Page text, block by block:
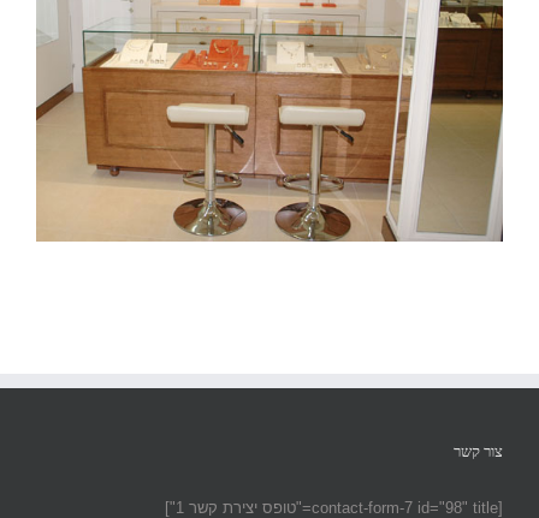
צור קשר
[contact-form-7 id="98" title="טופס יצירת קשר 1"]